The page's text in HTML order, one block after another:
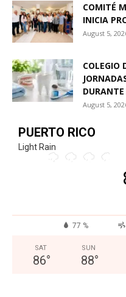
COMITÉ
INICIA
August 5,
COLEGIO
August 5,
PUERTO RICO
Light Rain
77 %
SAT
86°
SUN
88°